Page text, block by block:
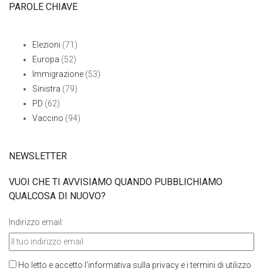
PAROLE CHIAVE
Elezioni (71)
Europa (52)
Immigrazione (53)
Sinistra (79)
PD (62)
Vaccino (94)
NEWSLETTER
VUOI CHE TI AVVISIAMO QUANDO PUBBLICHIAMO
QUALCOSA DI NUOVO?
Indirizzo email:
Ho letto e accetto l'informativa sulla privacy e i termini di utilizzo